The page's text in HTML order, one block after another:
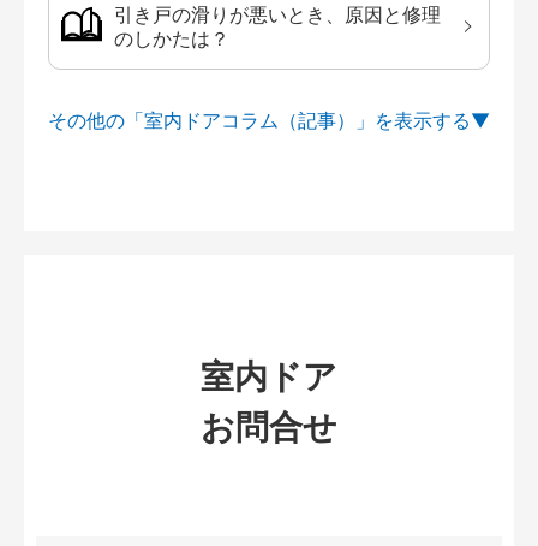
引き戸の滑りが悪いとき、原因と修理
のしかたは？
その他の「室内ドアコラム（記事）」を
室内ドア
お問合せ